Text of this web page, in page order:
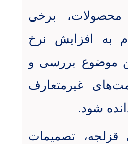
محصولات، برخی
به افزایش نرخ
موضوع بررسی و
غیرمتعارف
شود.
قزلجه، تصمیمات